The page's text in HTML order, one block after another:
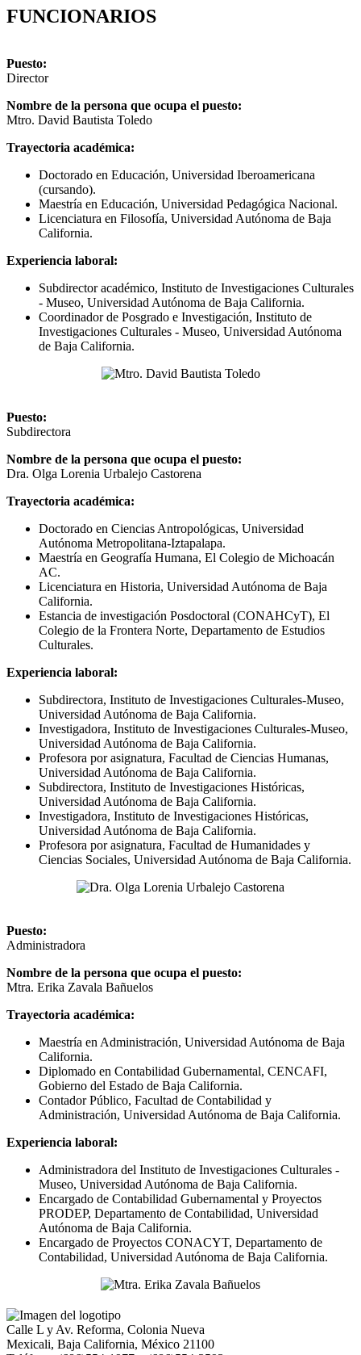
FUNCIONARIOS
Puesto:
Director
Nombre de la persona que ocupa el puesto:
Mtro. David Bautista Toledo
Trayectoria académica:
Doctorado en Educación, Universidad Iberoamericana
(cursando).
Maestría en Educación, Universidad Pedagógica Nacional.
Licenciatura en Filosofía, Universidad Autónoma de Baja
California.
Experiencia laboral:
Subdirector académico, Instituto de Investigaciones Culturales
- Museo, Universidad Autónoma de Baja California.
Coordinador de Posgrado e Investigación, Instituto de
Investigaciones Culturales - Museo, Universidad Autónoma
de Baja California.
Puesto:
Subdirectora
Nombre de la persona que ocupa el puesto:
Dra. Olga Lorenia Urbalejo Castorena
Trayectoria académica:
Doctorado en Ciencias Antropológicas, Universidad
Autónoma Metropolitana-Iztapalapa.
Maestría en Geografía Humana, El Colegio de Michoacán
AC.
Licenciatura en Historia, Universidad Autónoma de Baja
California.
Estancia de investigación Posdoctoral (CONAHCyT), El
Colegio de la Frontera Norte, Departamento de Estudios
Culturales.
Experiencia laboral:
Subdirectora, Instituto de Investigaciones Culturales-Museo,
Universidad Autónoma de Baja California.
Investigadora, Instituto de Investigaciones Culturales-Museo,
Universidad Autónoma de Baja California.
Profesora por asignatura, Facultad de Ciencias Humanas,
Universidad Autónoma de Baja California.
Subdirectora, Instituto de Investigaciones Históricas,
Universidad Autónoma de Baja California.
Investigadora, Instituto de Investigaciones Históricas,
Universidad Autónoma de Baja California.
Profesora por asignatura, Facultad de Humanidades y
Ciencias Sociales, Universidad Autónoma de Baja California.
Puesto:
Administradora
Nombre de la persona que ocupa el puesto:
Mtra. Erika Zavala Bañuelos
Trayectoria académica:
Maestría en Administración, Universidad Autónoma de Baja
California.
Diplomado en Contabilidad Gubernamental, CENCAFI,
Gobierno del Estado de Baja California.
Contador Público, Facultad de Contabilidad y
Administración, Universidad Autónoma de Baja California.
Experiencia laboral:
Administradora del Instituto de Investigaciones Culturales -
Museo, Universidad Autónoma de Baja California.
Encargado de Contabilidad Gubernamental y Proyectos
PRODEP, Departamento de Contabilidad, Universidad
Autónoma de Baja California.
Encargado de Proyectos CONACYT, Departamento de
Contabilidad, Universidad Autónoma de Baja California.
Calle L y Av. Reforma, Colonia Nueva
Mexicali, Baja California, México 21100